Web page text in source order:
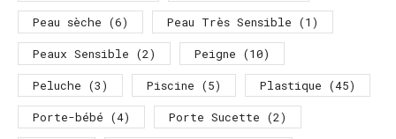
Peau sèche (6) Peau Très Sensible (1)
Peaux Sensible (2) Peigne (10)
Peluche (3) Piscine (5) Plastique (45)
Porte-bébé (4) Porte Sucette (2)